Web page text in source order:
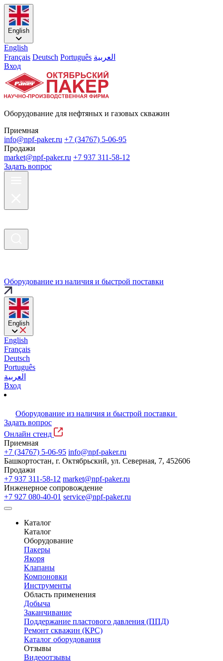
English
English
Français Deutsch Português العربية
Вход
Оборудование для нефтяных и газовых скважин
Приемная
info@npf-paker.ru +7 (34767) 5-06-95
Продажи
market@npf-paker.ru +7 937 311-58-12
Задать вопрос
Оборудование из наличия и быстрой поставки
English
English
Français
Deutsch
Português
العربية
Вход
Оборудование из наличия и быстрой поставки
Задать вопрос
Онлайн стенд
Приемная
+7 (34767) 5-06-95 info@npf-paker.ru
Башкортостан, г. Октябрьский, ул. Северная, 7, 452606
Продажи
+7 937 311-58-12 market@npf-paker.ru
Инженерное сопровождение
+7 927 080-40-01 service@npf-paker.ru
Каталог
Каталог
Оборудование
Пакеры
Якоря
Клапаны
Компоновки
Инструменты
Область применения
Добыча
Заканчивание
Поддержание пластового давления (ППД)
Ремонт скважин (КРС)
Каталог оборудования
Отзывы
Видеоотзывы